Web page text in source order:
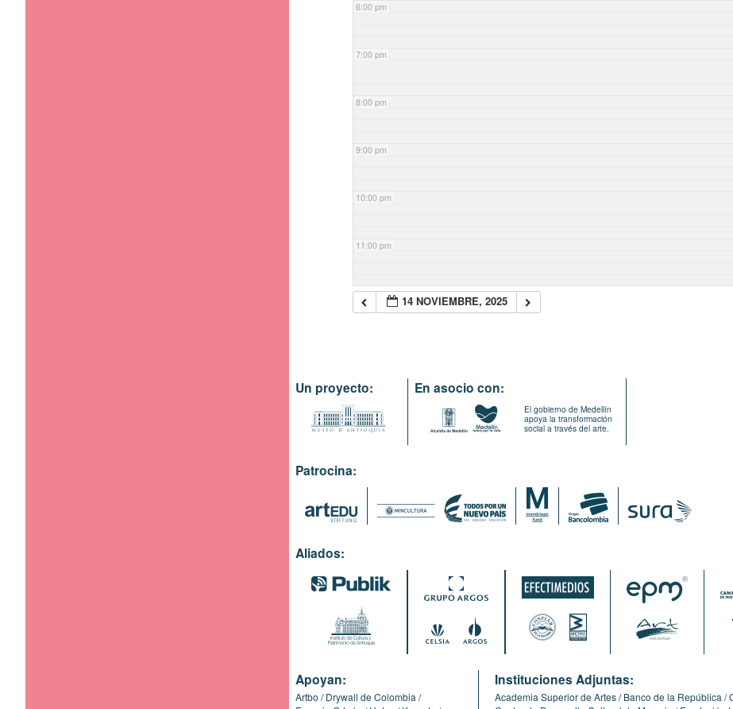
6:00 pm
7:00 pm
8:00 pm
9:00 pm
10:00 pm
11:00 pm
14 NOVIEMBRE, 2025
Un proyecto: En asocio con:
El gobierno de Medellín
apoya la transformación
social a través del arte.
Patrocina:
Aliados:
Apoyan:
Artbo
Drywall de Colombia
Instituciones Adjuntas:
Academia Superior de Artes Banco de la República